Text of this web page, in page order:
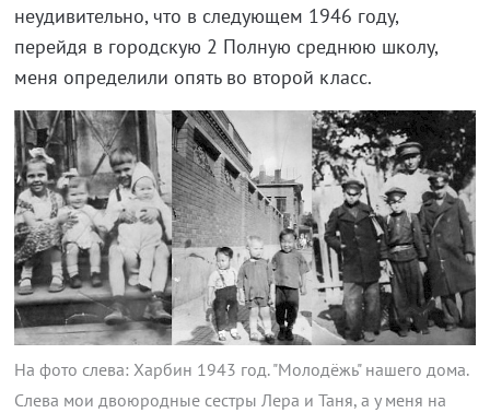
неудивительно, что в следующем 1946 году,
перейдя в городскую 2 Полную среднюю школу,
меня определили опять во второй класс.
На фото слева: Харбин 1943 год. "Молодёжь" нашего дома.
Слева мои двоюродные сестры Лера и Таня, а у меня на